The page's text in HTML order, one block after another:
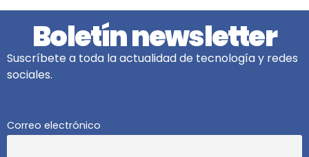
Boletín newsletter
Suscríbete a toda la actualidad de tecnología y redes
sociales.
Correo electrónico